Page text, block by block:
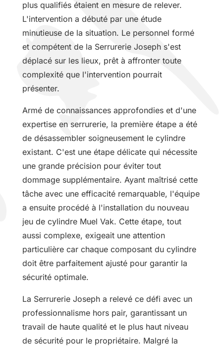
plus qualifiés étaient en mesure de relever.
L'intervention a débuté par une étude
minutieuse de la situation. Le personnel formé
et compétent de la Serrurerie Joseph s'est
déplacé sur les lieux, prêt à affronter toute
complexité que l'intervention pourrait
présenter.
Armé de connaissances approfondies et d'une
expertise en serrurerie, la première étape a été
de désassembler soigneusement le cylindre
existant. C'est une étape délicate qui nécessite
une grande précision pour éviter tout
dommage supplémentaire. Ayant maîtrisé cette
tâche avec une efficacité remarquable, l'équipe
a ensuite procédé à l'installation du nouveau
jeu de cylindre Muel Vak. Cette étape, tout
aussi complexe, exigeait une attention
particulière car chaque composant du cylindre
doit être parfaitement ajusté pour garantir la
sécurité optimale.
La Serrurerie Joseph a relevé ce défi avec un
professionnalisme hors pair, garantissant un
travail de haute qualité et le plus haut niveau
de sécurité pour le propriétaire. Malgré la